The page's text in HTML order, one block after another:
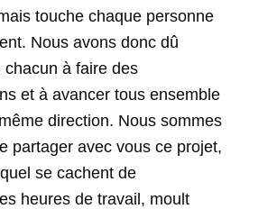
touche chaque personne
Nous avons donc dû
chacun à faire des
et à avancer tous ensemble
direction. Nous sommes
partager avec vous ce projet,
se cachent de
heures de travail, moult